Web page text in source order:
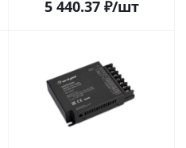
5 440.37₽/шт